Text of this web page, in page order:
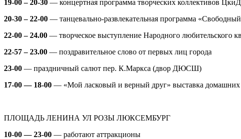
19-00 – 20-30 — концертная программа творческих коллективов ЦкиД
20-30 – 22-00 — танцевально-развлекательная программа
22-00 – 24.00 — творческое выступление Народного любительского
22-57 – 23.00 — поздравительное слово от первых лиц города
23-00 — праздничный салют пер. К.Маркса (двор ДЮСШ)
17-00 — 18-00 — «Мой ласковый и верный друг» выставка домашних
ПЛОЩАДЬ ЛЕНИНА УЛ РОЗЫ ЛЮКСЕМБУРГ
10-00 — 23-00 — работают аттракционы